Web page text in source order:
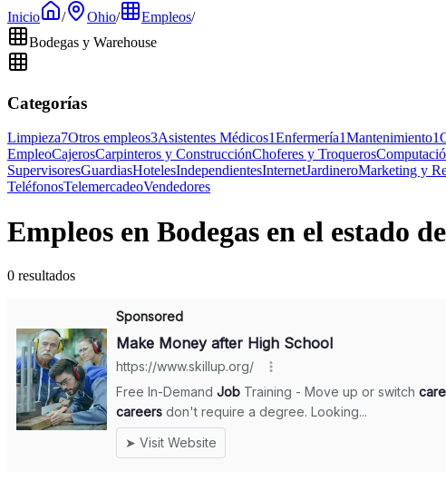
Inicio
/ Ohio/ Empleos/
Bodegas y Warehouse
Categorías
Limpieza7Otros empleos3Asistentes Médicos1Enfermería1Mantenimiento1
EmpleoCajerosCarpinteros y ConstrucciónChoferes y Troqueros
SupervisoresGuardiasHotelesIndependientesInternetJardineroMarketing y
TeléfonosTelemercadeoVendedores
Empleos en Bodegas en el estado
0 resultados